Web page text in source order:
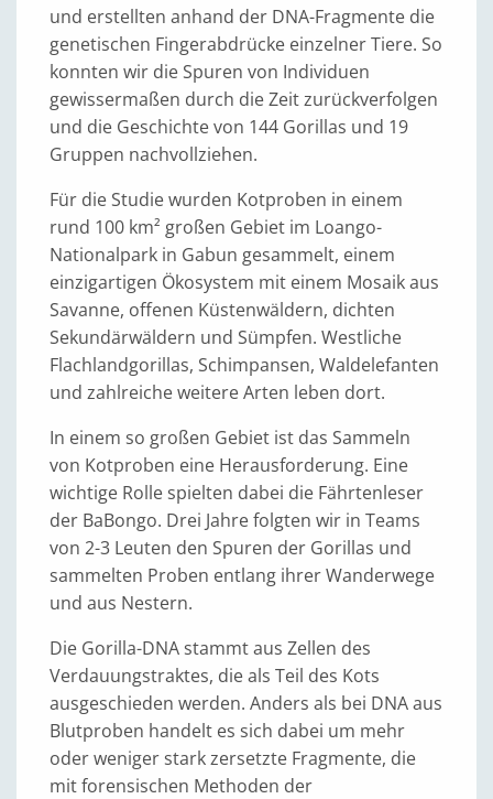
und erstellten anhand der DNA-Fragmente die
genetischen Fingerabdrücke einzelner Tiere. So
konnten wir die Spuren von Individuen
gewissermaßen durch die Zeit zurückverfolgen
und die Geschichte von 144 Gorillas und 19
Gruppen nachvollziehen.
Für die Studie wurden Kotproben in einem
rund 100 km² großen Gebiet im Loango-
Nationalpark in Gabun gesammelt, einem
einzigartigen Ökosystem mit einem Mosaik aus
Savanne, offenen Küstenwäldern, dichten
Sekundärwäldern und Sümpfen. Westliche
Flachlandgorillas, Schimpansen, Waldelefanten
und zahlreiche weitere Arten leben dort.
In einem so großen Gebiet ist das Sammeln
von Kotproben eine Herausforderung. Eine
wichtige Rolle spielten dabei die Fährtenleser
der BaBongo. Drei Jahre folgten wir in Teams
von 2-3 Leuten den Spuren der Gorillas und
sammelten Proben entlang ihrer Wanderwege
und aus Nestern.
Die Gorilla-DNA stammt aus Zellen des
Verdauungstraktes, die als Teil des Kots
ausgeschieden werden. Anders als bei DNA aus
Blutproben handelt es sich dabei um mehr
oder weniger stark zersetzte Fragmente, die
mit forensischen Methoden der